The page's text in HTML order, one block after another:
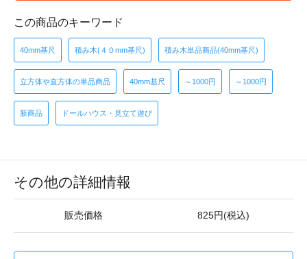
この商品のキーワード
40mm基尺 積み木(４０mm基尺) 積み木単品商品(40mm基尺)
立方体や直方体の単品商品 40mm基尺 ～1000円 ～1000円
新商品 ドールハウス・見立て遊び
その他の詳細情報
販売価格 825円(税込)